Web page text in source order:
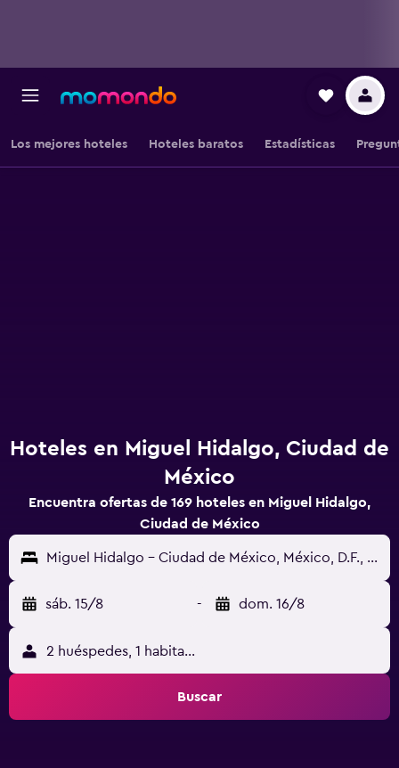
Los mejores hoteles Hoteles baratos Estadísticas
Hoteles en Miguel Hidalgo, Ciudad de
México
Encuentra ofertas de 169 hoteles en Miguel Hidalgo,
Ciudad de México
Miguel Hidalgo - Ciudad de México, México, D.F., México
sáb. 15/8 - dom. 16/8
2 huéspedes, 1 habitación
Buscar